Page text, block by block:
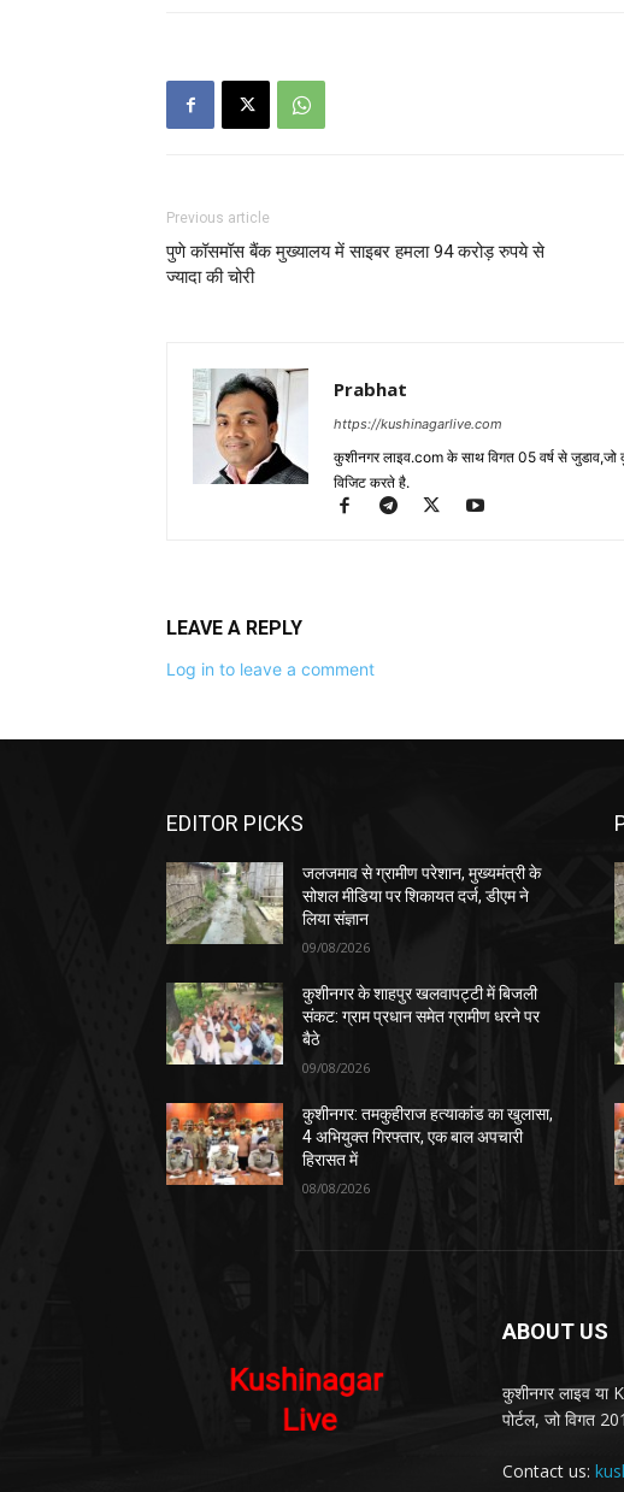
Previous article
पुणे कॉसमॉस बैंक मुख्यालय में साइबर हमला 94 करोड़ रुपये से
ज्यादा की चोरी
Prabhat
https://kushinagarlive.com
कुशीनगर लाइव.com के साथ विगत 05 वर्ष से जुडाव,जो
विजिट करते है.
LEAVE A REPLY
Log in to leave a comment
EDITOR PICKS
जलजमाव से ग्रामीण परेशान, मुख्यमंत्री के
सोशल मीडिया पर शिकायत दर्ज, डीएम ने
लिया संज्ञान
09/08/2026
कुशीनगर के शाहपुर खलवापट्टी में बिजली
संकट: ग्राम प्रधान समेत ग्रामीण धरने पर
बैठे
09/08/2026
कुशीनगर: तमकुहीराज हत्याकांड का खुलासा,
4 अभियुक्त गिरफ्तार, एक बाल अपचारी
हिरासत में
08/08/2026
ABOUT US
कुशीनगर लाइव या
पोर्टल, जो विगत
Contact us: